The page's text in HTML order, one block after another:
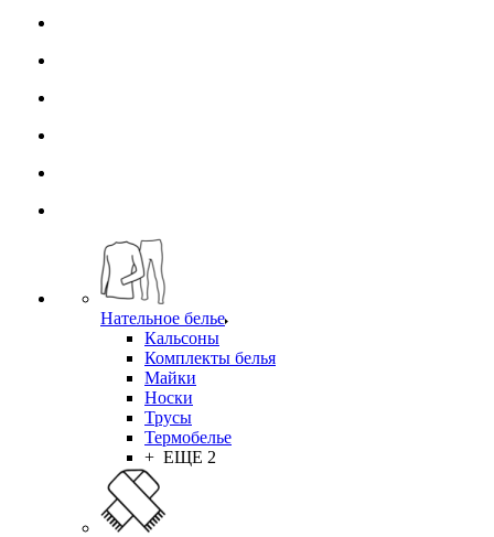
Нательное белье
Кальсоны
Комплекты белья
Майки
Носки
Трусы
Термобелье
+ ЕЩЕ 2